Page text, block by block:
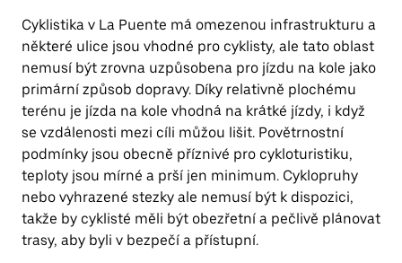
Cyklistika v La Puente má omezenou infrastrukturu a
některé ulice jsou vhodné pro cyklisty, ale tato oblast
nemusí být zrovna uzpůsobena pro jízdu na kole jako
primární způsob dopravy. Díky relativně plochému
terénu je jízda na kole vhodná na krátké jízdy, i když
se vzdálenosti mezi cíli můžou lišit. Povětrnostní
podmínky jsou obecně příznivé pro cykloturistiku,
teploty jsou mírné a prší jen minimum. Cyklopruhy
nebo vyhrazené stezky ale nemusí být k dispozici,
takže by cyklisté měli být obezřetní a pečlivě plánovat
trasy, aby byli v bezpečí a přístupní.